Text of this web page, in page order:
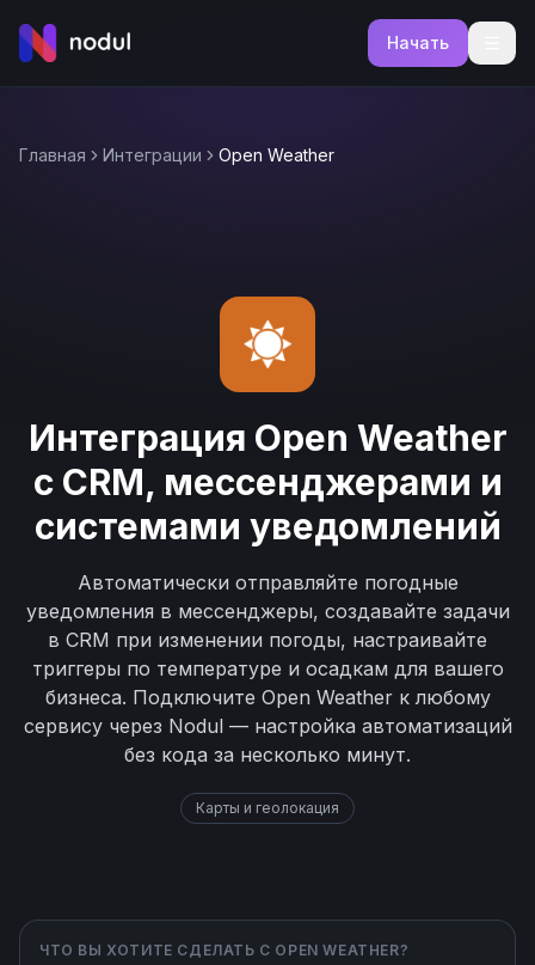
Начать
Главная Интеграции Open Weather
Интеграция Open Weather
с CRM, мессенджерами и
системами уведомлений
Автоматически отправляйте погодные
уведомления в мессенджеры, создавайте задачи
в CRM при изменении погоды, настраивайте
триггеры по температуре и осадкам для вашего
бизнеса. Подключите Open Weather к любому
сервису через Nodul — настройка автоматизаций
без кода за несколько минут.
Карты и геолокация
ЧТО ВЫ ХОТИТЕ СДЕЛАТЬ С OPEN WEATHER?